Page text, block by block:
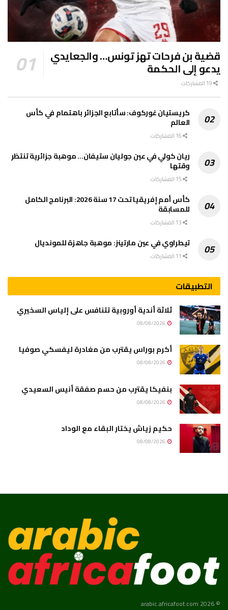
قضية بن فرحات تهز تونس… والجعايدي
يدعو إلى الحكمة
كريستيان غوركوف: سأتابع الجزائر باهتمام في كأس
العالم
ريان كولي في عين جوليان ستيفان… موهبة جزائرية تنتظر
وقتها
كأس أمم إفريقيا تحت 17 سنة 2026: البرنامج الكامل
للمسابقة
تيطراوي في عين مارتينز: موهبة جاهزة للمونديال
التطبيقات
ثلاثة أندية أوروبية تتنافس على إلياس السخيري
أكرم بوراس يقترب من مغادرة ليفسكي صوفيا
بنفيكا يقترب من حسم صفقة أنيس السعيدي
حكيم زياش يختار البقاء مع الوداد
© 2026 arabic.africafoot.com